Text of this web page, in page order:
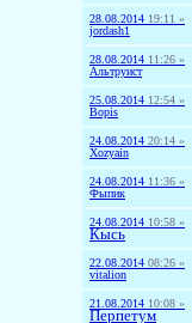
28.08.2014 19:11 »
jordash1
28.08.2014 11:26 »
Альтруист
25.08.2014 12:54 »
Bopis
24.08.2014 20:14 »
Xozyain
24.08.2014 11:36 »
Фыпик
24.08.2014 10:58 »
Кысь
22.08.2014 08:26 »
vitalion
21.08.2014 10:08 »
Перпетум